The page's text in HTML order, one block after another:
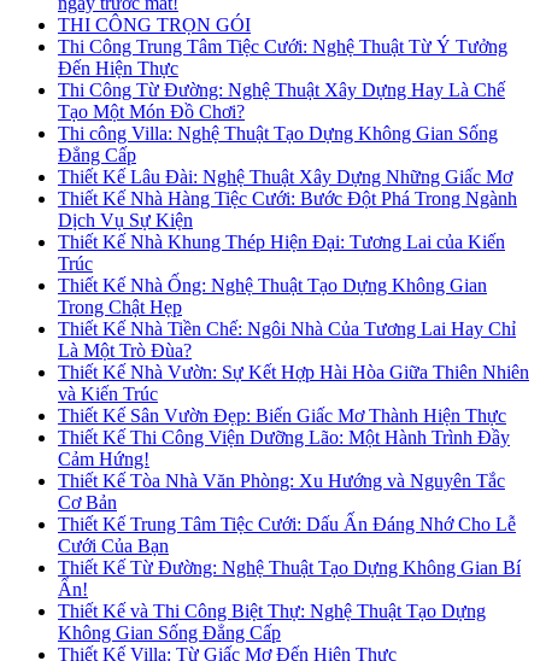
THI CÔNG TRỌN GÓI
Thi Công Trung Tâm Tiệc Cưới: Nghệ Thuật Từ Ý Tưởng
Đến Hiện Thực
Thi Công Từ Đường: Nghệ Thuật Xây Dựng Hay Là Chế
Tạo Một Món Đồ Chơi?
Thi công Villa: Nghệ Thuật Tạo Dựng Không Gian Sống
Đẳng Cấp
Thiết Kế Lâu Đài: Nghệ Thuật Xây Dựng Những Giấc Mơ
Thiết Kế Nhà Hàng Tiệc Cưới: Bước Đột Phá Trong Ngành
Dịch Vụ Sự Kiện
Thiết Kế Nhà Khung Thép Hiện Đại: Tương Lai của Kiến
Trúc
Thiết Kế Nhà Ống: Nghệ Thuật Tạo Dựng Không Gian
Trong Chật Hẹp
Thiết Kế Nhà Tiền Chế: Ngôi Nhà Của Tương Lai Hay Chỉ
Là Một Trò Đùa?
Thiết Kế Nhà Vườn: Sự Kết Hợp Hài Hòa Giữa Thiên Nhiên
và Kiến Trúc
Thiết Kế Sân Vườn Đẹp: Biến Giấc Mơ Thành Hiện Thực
Thiết Kế Thi Công Viện Dưỡng Lão: Một Hành Trình Đầy
Cảm Hứng!
Thiết Kế Tòa Nhà Văn Phòng: Xu Hướng và Nguyên Tắc
Cơ Bản
Thiết Kế Trung Tâm Tiệc Cưới: Dấu Ấn Đáng Nhớ Cho Lễ
Cưới Của Bạn
Thiết Kế Từ Đường: Nghệ Thuật Tạo Dựng Không Gian Bí
Ẩn!
Thiết Kế và Thi Công Biệt Thự: Nghệ Thuật Tạo Dựng
Không Gian Sống Đẳng Cấp
Thiết Kế Villa: Từ Giấc Mơ Đến Hiện Thực